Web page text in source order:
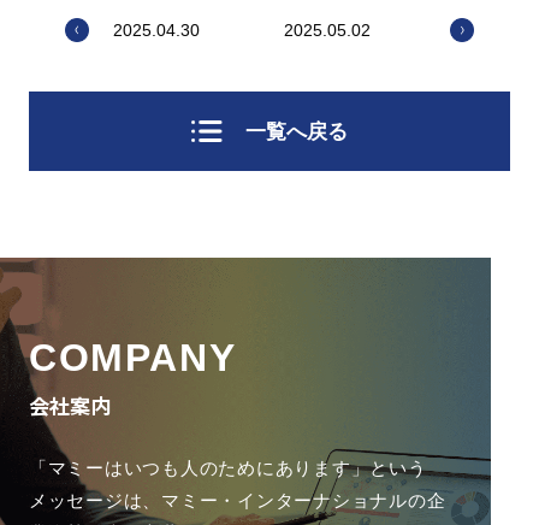
2025.04.30 2025.05.02
一覧へ戻る
COMPANY
会社案内
「マミーはいつも人のためにあります」という
メッセージは、 マミー・インターナショナルの企